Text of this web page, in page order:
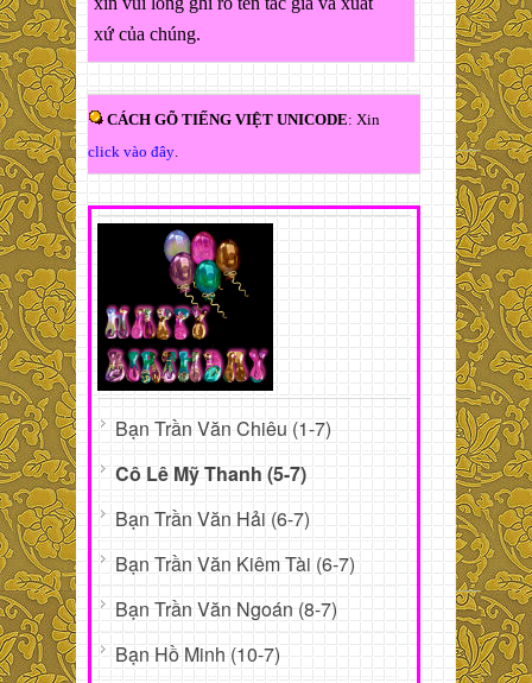
xứ của chúng.
CÁCH GÕ TIẾNG VIỆT UNICODE: Xin
click vào đây
Bạn Trần Văn Chiêu (1-7)
Cô Lê Mỹ Thanh (5-7)
Bạn Trần Văn Hải (6-7)
Bạn Trần Văn Kiêm Tài (6-7)
Bạn Trần Văn Ngoán (8-7)
Bạn Hồ Minh (10-7)